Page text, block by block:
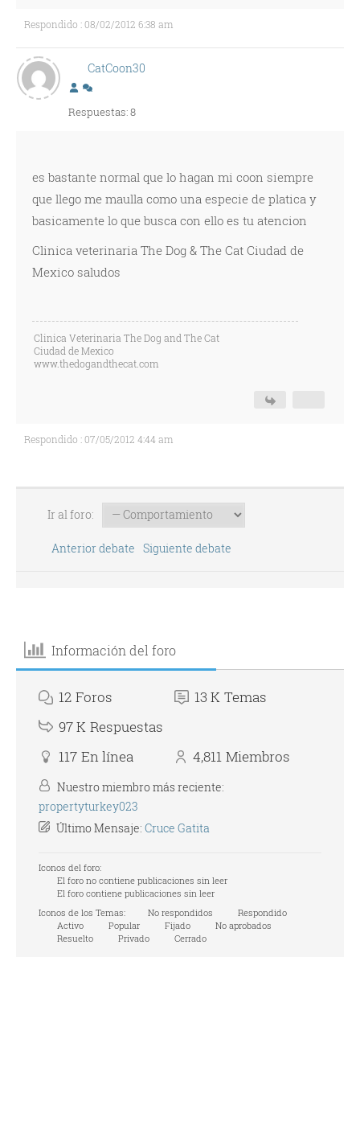
Respondido : 08/02/2012 6:38 am
CatCoon30
Respuestas: 8
es bastante normal que lo hagan mi coon siempre
que llego me maulla como una especie de platica y
basicamente lo que busca con ello es tu atencion
Clinica veterinaria The Dog & The Cat Ciudad de
Mexico saludos
Clinica Veterinaria The Dog and The Cat
Ciudad de Mexico
www.thedogandthecat.com
Respondido : 07/05/2012 4:44 am
Ir al foro:
Anterior debate Siguiente debate
Información del foro
12 Foros 13 K Temas
97 K Respuestas
117 En línea 4,811 Miembros
Nuestro miembro más reciente:
propertyturkey023
Último Mensaje: Cruce Gatita
Iconos del foro:
El foro no contiene publicaciones sin leer
El foro contiene publicaciones sin leer
Iconos de los Temas:
No respondidos
Respondido
Activo
Popular Fijado
No aprobados
Resuelto
Privado Cerrado